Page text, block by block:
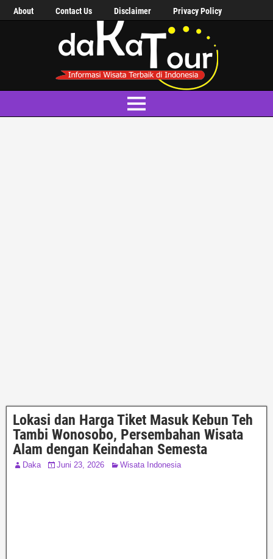
About Contact Us Disclaimer Privacy Policy
Lokasi dan Harga Tiket Masuk Kebun Teh
Tambi Wonosobo, Persembahan Wisata
Alam dengan Keindahan Semesta
Daka Juni 23, 2026 Wisata Indonesia